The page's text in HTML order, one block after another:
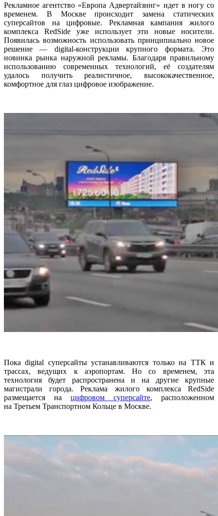
Рекламное агентство «Европа Адвертайзинг» идет в ногу со
временем. В Москве происходит замена статических
суперсайтов на цифровые. Рекламная кампания жилого
комплекса RedSide уже использует эти новые носители.
Появилась возможность использовать принципиально новое
решение — digital-конструкции крупного формата. Это
новинка рынка наружной рекламы. Благодаря правильному
использованию современных технологий, её создателям
удалось получить реалистичное, высококачественное,
комфортное для глаз цифровое изображение.
Пока digital суперсайты устанавливаются только на ТТК и
трассах, ведущих к аэропортам. Но со временем, эта
технология будет распространена и на другие крупные
магистрали города. Реклама жилого комплекса RedSide
размещается на цифровом суперсайте, расположенном
на Третьем Транспортном Кольце в Москве.